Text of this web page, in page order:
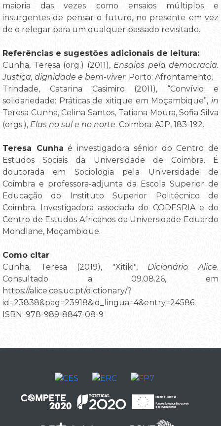
maioria das vezes como ensaios múltiplos e
insurgentes de pensar o futuro, no presente em vez
de o relegar para um qualquer passado revisitado.
Referências e sugestões adicionais de leitura:
Cunha, Teresa (org.) (2011), Ensaios pela democracia.
Justiça, dignidade e bem-viver. Porto: Afrontamento.
Trindade, Catarina Casimiro (2011), “Convívio e
solidariedade: Práticas de xitique em Moçambique”, in
Teresa Cunha, Celina Santos, Tatiana Moura, Sofia Silva
(orgs.), Elas no sul e no norte. Coimbra: AJP, 183-192.
Teresa Cunha é investigadora sénior do Centro de
Estudos Sociais da Universidade de Coimbra. É
doutorada em Sociologia pela Universidade de
Coimbra e professora-adjunta da Escola Superior de
Educação do Instituto Superior Politécnico de
Coimbra. Investigadora associada do CODESRIA e do
Centro de Estudos Africanos da Universidade Eduardo
Mondlane, Moçambique.
Como citar
Cunha, Teresa (2019), "Xitiki", Dicionário Alice.
Consultado a 09.08.26, em
https://alice.ces.uc.pt/dictionary/?
id=23838&pag=23918&id_lingua=4&entry=24586.
ISBN: 978-989-8847-08-9